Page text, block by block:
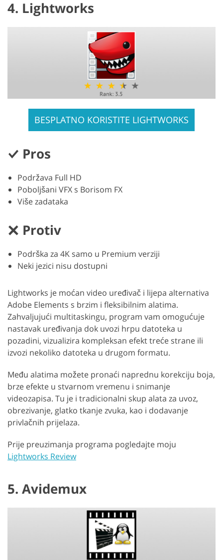
4. Lightworks
BESPLATNO KORISTITE LIGHTWORKS
Pros
Podržava Full HD
Poboljšani VFX s Borisom FX
Više zadataka
Protiv
Podrška za 4K samo u Premium verziji
Neki jezici nisu dostupni
Lightworks je moćan video uređivač i lijepa alternativa
Adobe Elements s brzim i fleksibilnim alatima.
Zahvaljujući multitaskingu, program vam omogućuje
nastavak uređivanja dok uvozi hrpu datoteka u
pozadini, vizualizira kompleksan efekt treće strane ili
izvozi nekoliko datoteka u drugom formatu.
Među alatima možete pronaći naprednu korekciju boja,
brze efekte u stvarnom vremenu i snimanje
videozapisa. Tu je i tradicionalni skup alata za uvoz,
obrezivanje, glatko tkanje zvuka, kao i dodavanje
privlačnih prijelaza.
Prije preuzimanja programa pogledajte moju
Lightworks Review
5. Avidemux